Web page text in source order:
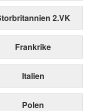
2.VK
Frankrike
Italien
Polen